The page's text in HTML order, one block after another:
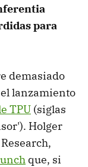
para
demasiado
lanzamiento
TPU (siglas
Holger
que, si